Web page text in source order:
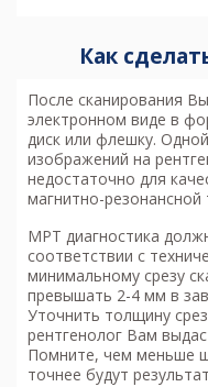
Как
После сканирования
электронном виде в
диск или флешку.
изображений на
недостаточно для
магнитно-
МРТ диагностика
соответствии с
минимальному срезу
превышать 2-4 мм в
Уточнить толщину
рентгенолог Вам
Помните, чем меньше
точнее будут